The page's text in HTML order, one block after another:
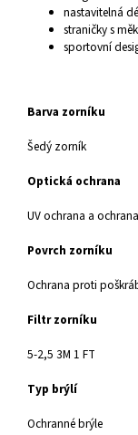
nastavitelná
straničky s
sportovní
Barva zorníku
Šedý zorník
Optická ochrana
UV ochrana a
Povrch zorníku
Ochrana proti
Filtr zorníku
5-2,5 3M 1 FT
Typ brýlí
Ochranné brýle